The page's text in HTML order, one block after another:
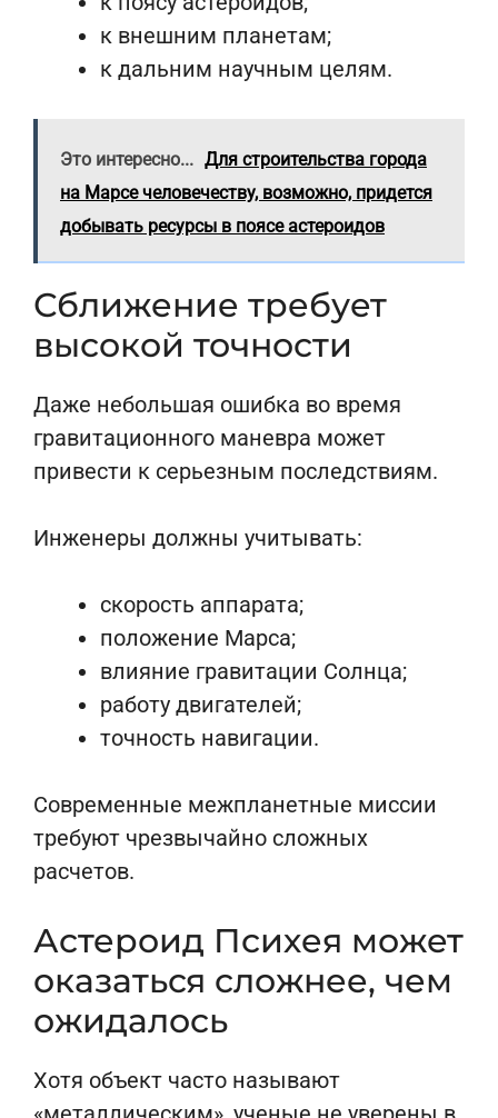
к внешним планетам;
к дальним научным целям.
Это интересно... Для строительства города
на Марсе человечеству, возможно, придется
добывать ресурсы в поясе астероидов
Сближение требует
высокой точности
Даже небольшая ошибка во время
гравитационного маневра может
привести к серьезным последствиям.
Инженеры должны учитывать:
скорость аппарата;
положение Марса;
влияние гравитации Солнца;
работу двигателей;
точность навигации.
Современные межпланетные миссии
требуют чрезвычайно сложных
расчетов.
Астероид Психея может
оказаться сложнее, чем
ожидалось
Хотя объект часто называют